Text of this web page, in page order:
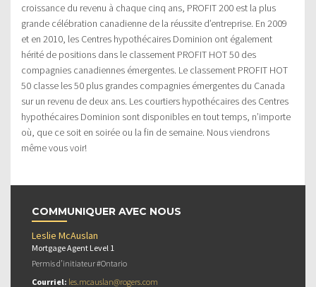
croissance du revenu à chaque cinq ans, PROFIT 200 est la plus
grande célébration canadienne de la réussite d’entreprise. En 2009
et en 2010, les Centres hypothécaires Dominion ont également
hérité de positions dans le classement PROFIT HOT 50 des
compagnies canadiennes émergentes. Le classement PROFIT HOT
50 classe les 50 plus grandes compagnies émergentes du Canada
sur un revenu de deux ans. Les courtiers hypothécaires des Centres
hypothécaires Dominion sont disponibles en tout temps, n’importe
où, que ce soit en soirée ou la fin de semaine. Nous viendrons
même vous voir!
COMMUNIQUER AVEC NOUS
Leslie McAuslan
Mortgage Agent Level 1
Permis d’initiateur #Ontario
Courriel: les.mcauslan@rogers.com